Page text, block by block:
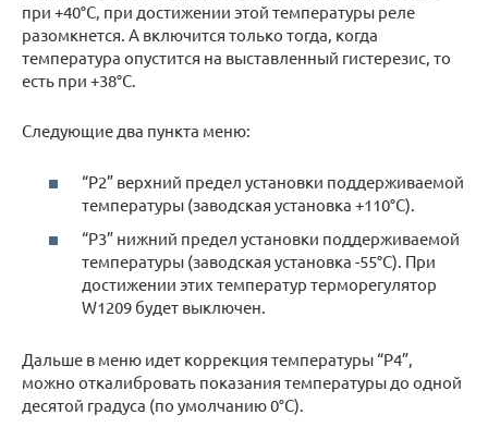
при +40°C, при достижении этой температуры реле
разомкнется. А включится только тогда, когда
температура опустится на выставленный гистерезис, то
есть при +38°C.
Следующие два пункта меню:
“Р2” верхний предел установки поддерживаемой
температуры (заводская установка +110°C).
“Р3” нижний предел установки поддерживаемой
температуры (заводская установка -55°C). При
достижении этих температур терморегулятор
W1209 будет выключен.
Дальше в меню идет коррекция температуры “Р4”,
можно откалибровать показания температуры до одной
десятой градуса (по умолчанию 0°C).